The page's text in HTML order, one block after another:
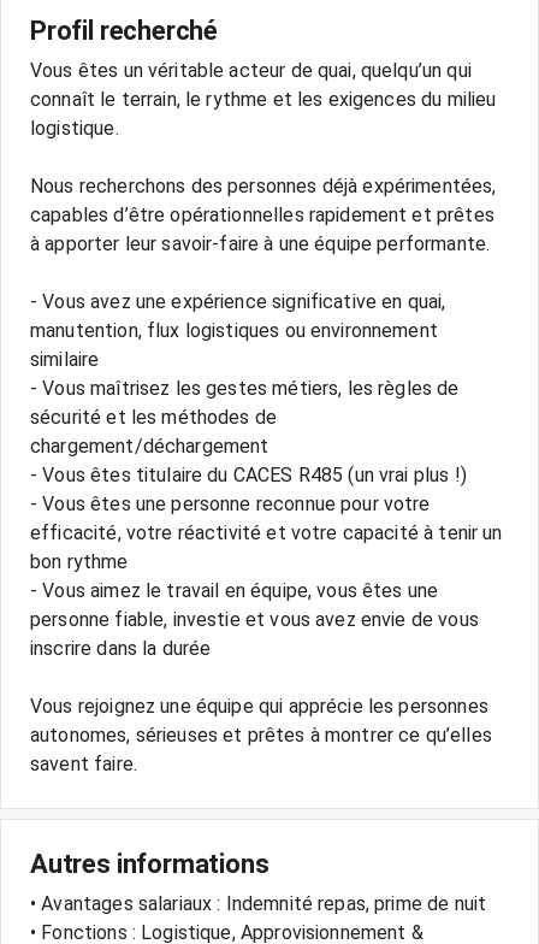
Profil recherché
Vous êtes un véritable acteur de quai, quelqu’un qui
connaît le terrain, le rythme et les exigences du milieu
logistique.
Nous recherchons des personnes déjà expérimentées,
capables d’être opérationnelles rapidement et prêtes
à apporter leur savoir-faire à une équipe performante.
- Vous avez une expérience significative en quai,
manutention, flux logistiques ou environnement
similaire
- Vous maîtrisez les gestes métiers, les règles de
sécurité et les méthodes de
chargement/déchargement
- Vous êtes titulaire du CACES R485 (un vrai plus !)
- Vous êtes une personne reconnue pour votre
efficacité, votre réactivité et votre capacité à tenir un
bon rythme
- Vous aimez le travail en équipe, vous êtes une
personne fiable, investie et vous avez envie de vous
inscrire dans la durée
Vous rejoignez une équipe qui apprécie les personnes
autonomes, sérieuses et prêtes à montrer ce qu’elles
savent faire.
Autres informations
• Avantages salariaux : Indemnité repas, prime de nuit
• Fonctions : Logistique, Approvisionnement &